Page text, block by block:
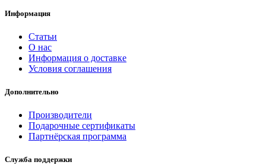
Информация
Статьи
О нас
Информация о доставке
Условия соглашения
Дополнительно
Производители
Подарочные сертификаты
Партнёрская программа
Служба поддержки